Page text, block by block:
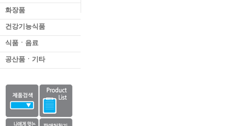
화장품
건강기능식품
식품ㆍ음료
공산품ㆍ기타